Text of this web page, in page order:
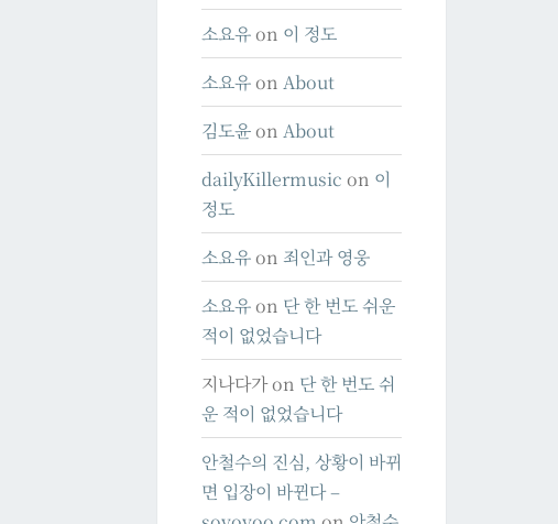
소요유on 이 정도
소요유on About
김도윤on About
dailyKillermusic on 이
정도
소요유on 죄인과 영웅
소요유on 단 한 번도 쉬운
적이 없었습니다
지나다가on 단 한 번도 쉬
운 적이 없었습니다
안철수의 진심, 상황이 바뀌
면 입장이 바뀐다 –